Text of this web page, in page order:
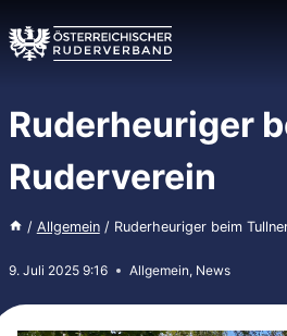
Inhalt
springen
Ruderheuriger
Ruderverein
/ Allgemein / Ruderheuriger beim
9. Juli 2025 9:16 Allgemein, News